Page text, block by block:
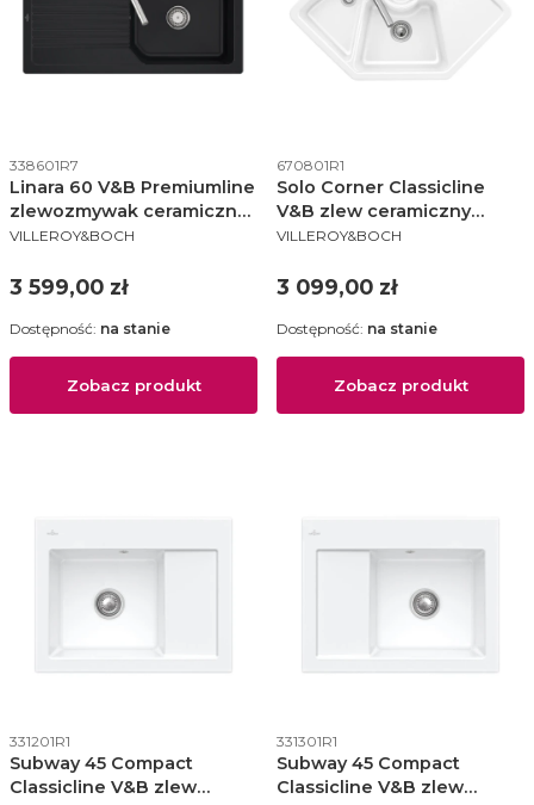
Kod produktu
338601R7
Linara 60 V&B Premiumline
zlewozmywak ceramiczny
510x1000 KM pure black -
PRODUCENT
VILLEROY&BOCH
Cena
3 599,00 zł
Zobacz produkt
Dostępność: na stanie
Kod produktu
670801R1
Solo Corner Classicline
V&B zlew ceramiczny
narożny 600x1075mm KM
670801R1
PRODUCENT
VILLEROY&BOCH
Cena
3 099,00 zł
Zobacz produkt
Dostępność: na stanie
Kod produktu
331201R1
Subway 45 Compact
Classicline V&B zlew
Kod produktu
331301R1
Subway 45 Compact
Classicline V&B zlew